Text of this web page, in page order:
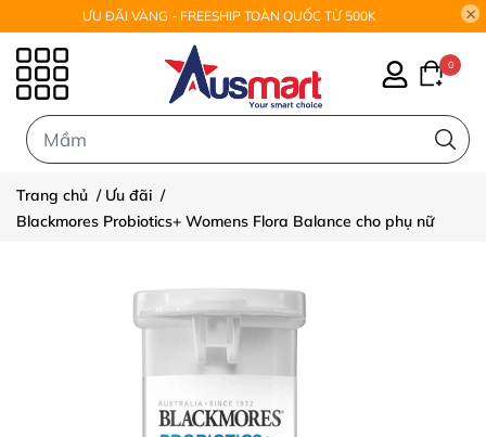
ƯU ĐÃI VÀNG - FREESHIP TOÀN QUỐC TỪ 500K
0
Trang chủ / Ưu đãi /
Blackmores Probiotics+ Womens Flora Balance cho phụ nữ